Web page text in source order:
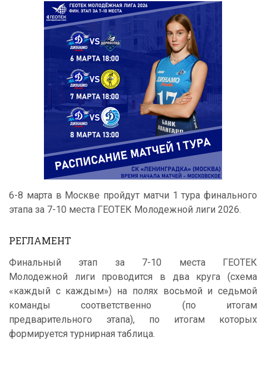
6-8 марта в Москве пройдут матчи 1 тура финального
этапа за 7-10 места ГЕОТЕК Молодежной лиги 2026.
РЕГЛАМЕНТ
Финальный этап за 7-10 места ГЕОТЕК
Молодежной лиги проводится в два круга (схема
«каждый с каждым») на полях восьмой и седьмой
команды соответственно (по итогам
предварительного этапа), по итогам которых
формируется турнирная таблица.